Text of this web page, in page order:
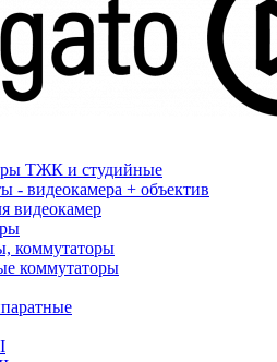
ТЖК и студийные
- видеокамера + объектив
видеокамер
коммутаторы
коммутаторы